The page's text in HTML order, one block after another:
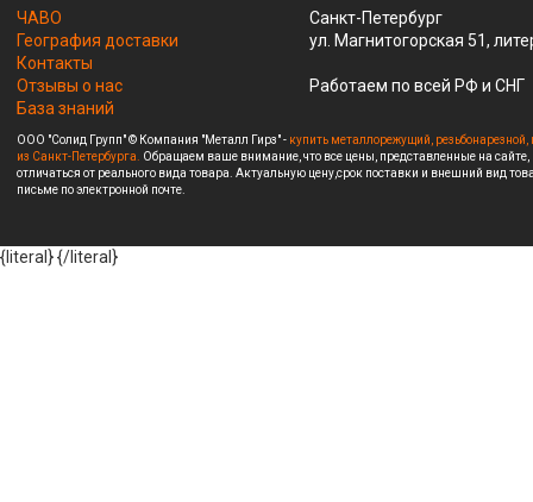
ЧАВО
География доставки
Контакты
Отзывы о нас
База знаний
Санкт-Петербург
ул. Магнитогорская 51,
Работаем по всей РФ и СНГ
ООО "Солид Групп" © Компания "Металл Гирз" - купить металлорежущий,
из Санкт-Петербурга. Обращаем ваше внимание, что все цены, представленные на
отличаться от реального вида товара. Актуальную цену,срок поставки и внешний вид
письме по электронной почте.
{literal}{/literal}